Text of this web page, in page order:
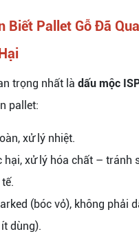
Biết Pallet Gỗ Đã
trọng nhất là dấu mộc
pallet:
xử lý nhiệt.
hại, xử lý hóa chất – tránh
(bóc vỏ), không phải
dùng).